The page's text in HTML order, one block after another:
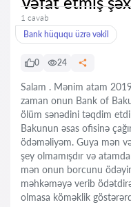
1 cavab
Bank hüququ üzrə vəkil
0 24
Salam . Mənim atam
zaman onun Bank of
ölüm sənədini təqdim
Bakunun əsas ofisinə
ödəməliyəm. Guya mən
şey olmamışdır və
mən onun borcunu
məhkəməyə verib
olmasa köməklik